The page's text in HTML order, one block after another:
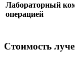
Лабораторный
операцией
Стоимость